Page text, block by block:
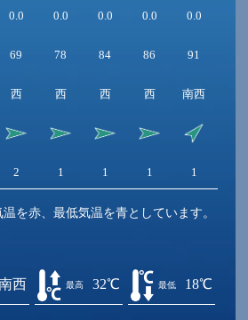
0.0 0.0 0.0 0.0 0.0
69 78 84 86 91
西 西 西 西 南西
2 1 1 1 1
を赤、最低気温を青としています。
西 最高 32℃ 最低 18℃